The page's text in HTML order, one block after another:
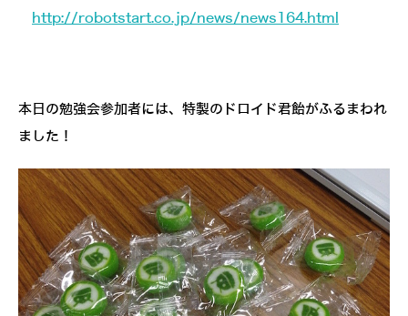
http://robotstart.co.jp/news/news164.html
本日の勉強会参加者には、特製のドロイド君飴がふるまわれ
ました！